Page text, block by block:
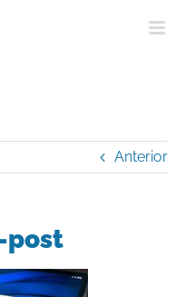
Anterior
post